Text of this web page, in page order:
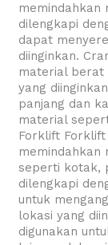
memindahkan
dilengkapi
dapat
diinginkan.
material berat
yang
panjang dan
material
Forklift Forklift
memindahkan
seperti kotak,
dilengkapi
untuk
lokasi yang
digunakan